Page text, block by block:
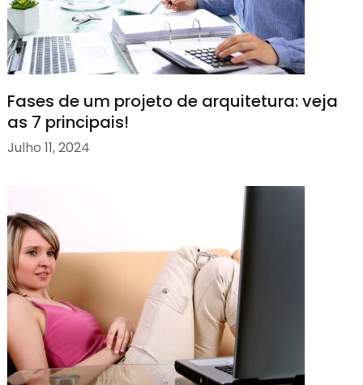
Fases de um projeto de arquitetura: veja
as 7 principais!
Julho 11, 2024